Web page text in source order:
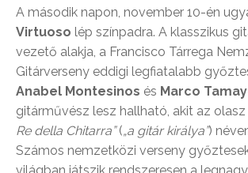
A második napon, november 10-én
Virtuoso lép színpadra. A klasszikus
vezető alakja, a Francisco Tárrega
Gitárverseny eddigi legfiatalabb
Anabel Montesinos és Marco
gitárművész lesz hallható, akit az olasz
Re della Chitarra”(„a gitár királya”)
Számos nemzetközi verseny
világban játszik rendszeresen a